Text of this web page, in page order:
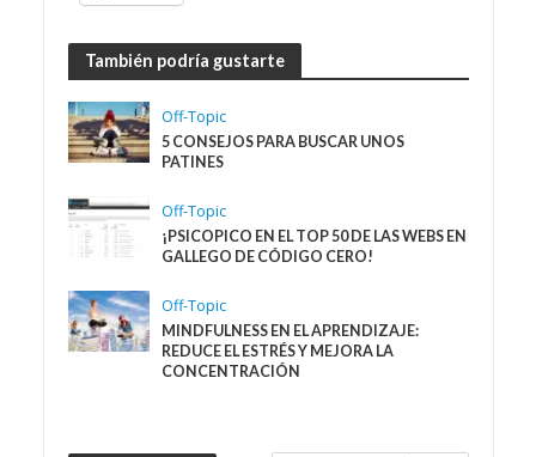
También podría gustarte
Off-Topic
5 CONSEJOS PARA BUSCAR UNOS
PATINES
Off-Topic
¡PSICOPICO EN EL TOP 50 DE LAS WEBS EN
GALLEGO DE CÓDIGO CERO!
Off-Topic
MINDFULNESS EN EL APRENDIZAJE:
REDUCE EL ESTRÉS Y MEJORA LA
CONCENTRACIÓN